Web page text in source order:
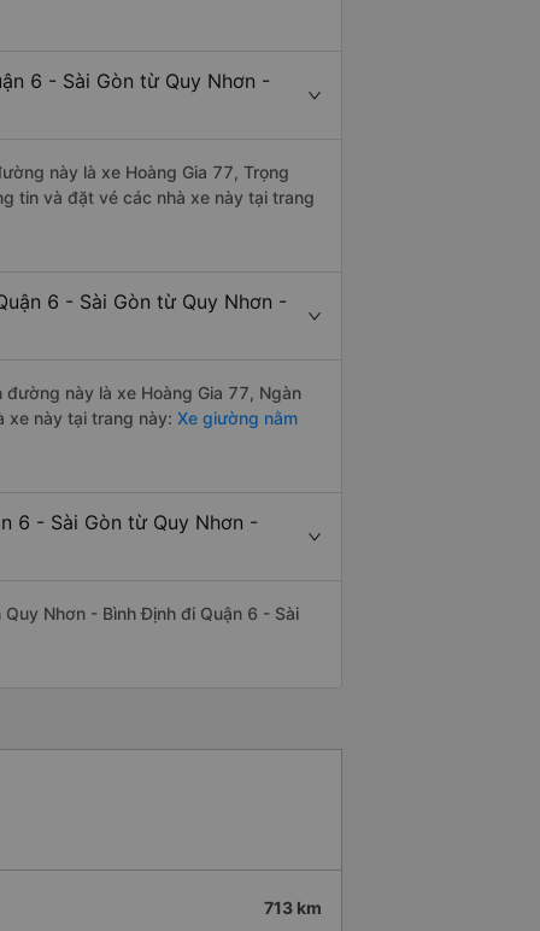
6 - Sài Gòn từ Quy Nhơn -
này là xe Hoàng Gia 77, Trọng
tin và đặt vé các nhà xe này tại trang
6 - Sài Gòn từ Quy Nhơn -
này là xe Hoàng Gia 77, Ngàn
xe này tại trang này: Xe giường nằm
6 - Sài Gòn từ Quy Nhơn -
Nhơn - Bình Định đi Quận 6 - Sài
713 km